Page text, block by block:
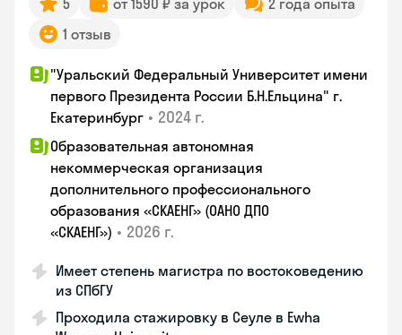
5 от 1590 ₽ за урок
2 года опыта
1 отзыв
"Уральский Федеральный Университет имени
первого Президента России Б.Н.Ельцина" г.
Екатеринбург • 2024 г.
Образовательная автономная
некоммерческая организация
дополнительного профессионального
образования «СКАЕНГ» (ОАНО ДПО
«СКАЕНГ») • 2026 г.
Имеет степень магистра по востоковедению
из СПбГУ
Проходила стажировку в Сеуле в Ewha